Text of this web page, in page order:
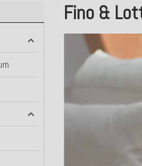
Fino &